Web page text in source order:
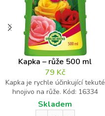
*
o
t
Kontrolní otázka*
12
=
Kapka – růže 500 ml
79 Kč
Kapka je rychle účinkující tekuté
hnojivo na růže. Kód: 16334
Skladem